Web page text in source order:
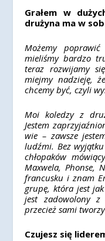
Grałem w
drużyna ma w
Możemy
mieliśmy bardzo
teraz rozwijamy
miejmy nadzieję,
chcemy być, czyli
Moi koledzy z
Jestem
wie – zawsze
ludźmi. Bez
chłopaków
Maxwela, Phonse,
francusku i znam
grupę, która jest
jest zadowolony
przecież sami
Czujesz się